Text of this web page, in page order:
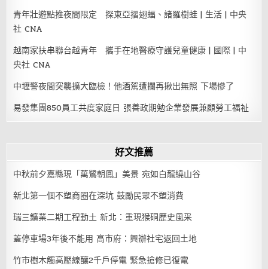
青年壯遊點推夜間限定 探東亞摺翅蝠、諸羅樹蛙 | 生活 | 中央
社 CNA
越南家扶串聯台越青年 攜手在地醫療守護兒童健康 | 國際 | 中
央社 CNA
中壢警夜間突襲擴大臨檢！他酒駕遭攔再揪出無照 下場慘了
易發集團850員工共度家庭日 張善政期勉企業發展兼顧勞工福祉
好文推薦
中秋前夕嘉縣現「萬鷺朝鳳」美景 宛如白龍繞山谷
新北第一個不塑商圈在深坑 鼓勵民眾不塑消費
瑞三鑛業二期工程動土 新北：重現猴硐歷史風采
蓋停車場3年後不能用 高市府：興辦社宅返回土地
竹市樹木觸高壓線釀2千戶停電 緊急搶修已復電